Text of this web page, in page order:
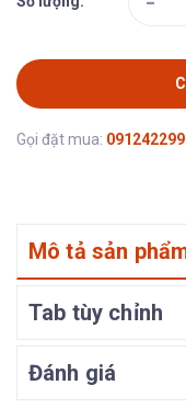
Gọi đặt mua:
Mô tả sản
Tab tùy chỉnh
Đánh giá